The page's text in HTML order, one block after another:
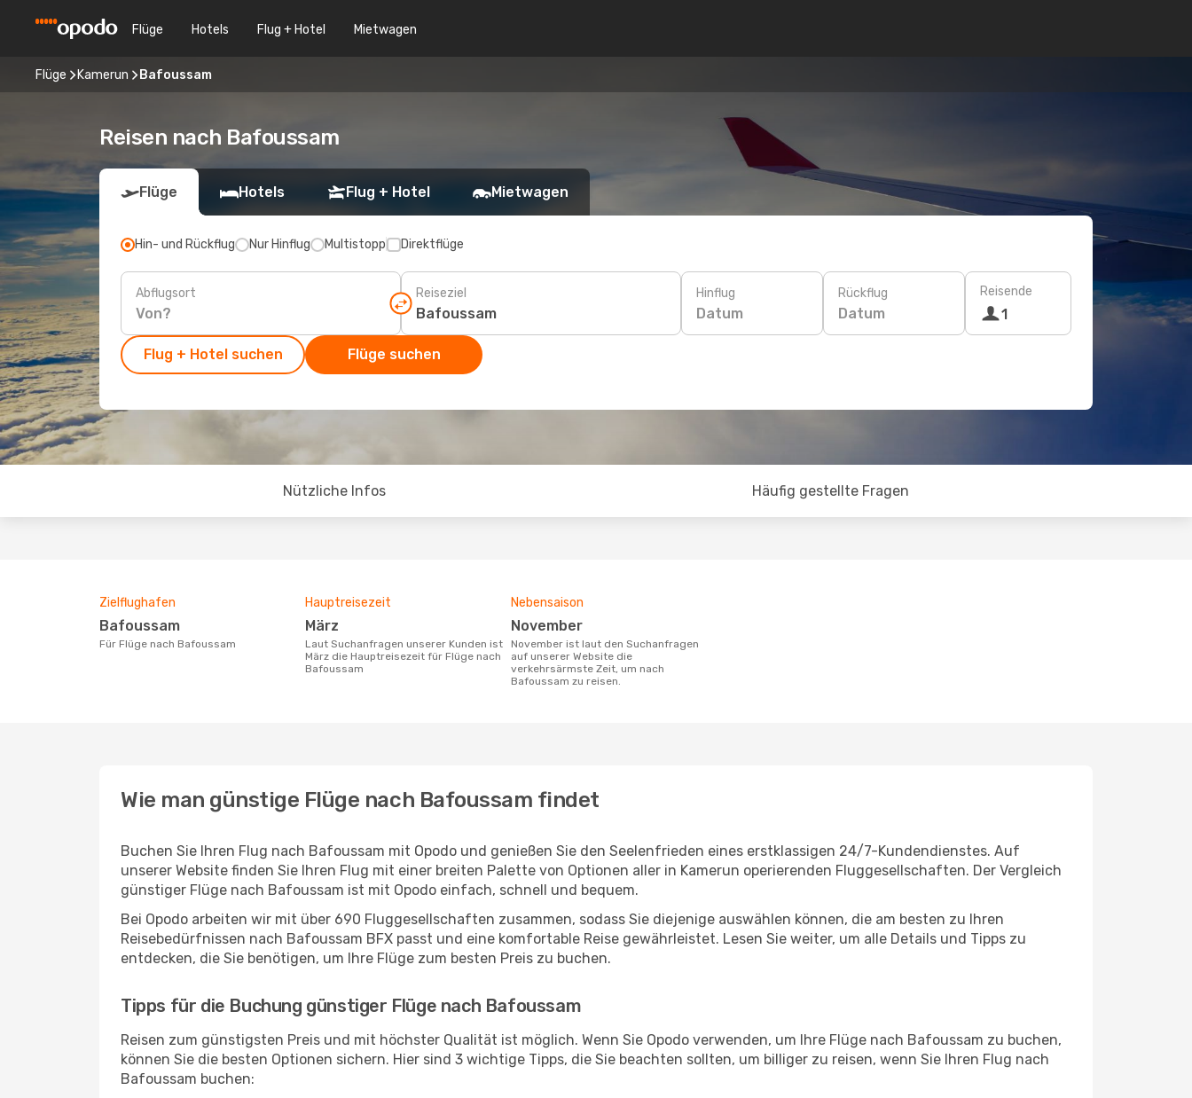
Flüge Hotels Flug + Hotel Mietwagen
Flüge Kamerun Bafoussam
Reisen nach Bafoussam
Flüge Hotels Flug + Hotel Mietwagen
Hin- und Rückflug Nur Hinflug Multistopp Direktflüge
Abflugsort Reiseziel Hinflug
Datum
Rückflug
Datum
Reisende
1
Flug + Hotel suchen Flüge suchen
Nützliche Infos Häufig gestellte Fragen
Zielflughafen
Bafoussam
Für Flüge nach Bafoussam
Hauptreisezeit
März
Laut Suchanfragen unserer Kunden ist
März die Hauptreisezeit für Flüge nach
Bafoussam
Nebensaison
November
November ist laut den Suchanfragen
auf unserer Website die
verkehrsärmste Zeit, um nach
Bafoussam zu reisen.
Wie man günstige Flüge nach Bafoussam findet
Buchen Sie Ihren Flug nach Bafoussam mit Opodo und genießen Sie den Seelenfrieden eines erstklassigen 24/7-Kundendienstes. Auf
unserer Website finden Sie Ihren Flug mit einer breiten Palette von Optionen aller in Kamerun operierenden Fluggesellschaften. Der Vergleich
günstiger Flüge nach Bafoussam ist mit Opodo einfach, schnell und bequem.
Bei Opodo arbeiten wir mit über 690 Fluggesellschaften zusammen, sodass Sie diejenige auswählen können, die am besten zu Ihren
Reisebedürfnissen nach Bafoussam BFX passt und eine komfortable Reise gewährleistet. Lesen Sie weiter, um alle Details und Tipps zu
entdecken, die Sie benötigen, um Ihre Flüge zum besten Preis zu buchen.
Tipps für die Buchung günstiger Flüge nach Bafoussam
Reisen zum günstigsten Preis und mit höchster Qualität ist möglich. Wenn Sie Opodo verwenden, um Ihre Flüge nach Bafoussam zu buchen,
können Sie die besten Optionen sichern. Hier sind 3 wichtige Tipps, die Sie beachten sollten, um billiger zu reisen, wenn Sie Ihren Flug nach
Bafoussam buchen: